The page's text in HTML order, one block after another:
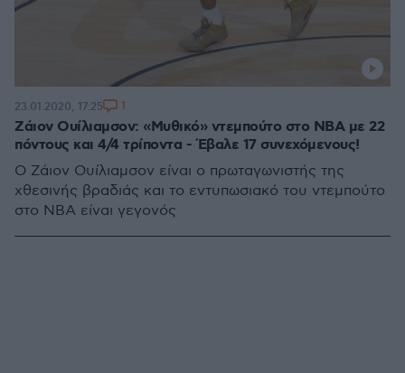
Ζάιον Ουίλιαμσον: «Μυθικό» ντεμπούτο στο ΝΒΑ με 22
πόντους και 4/4 τρίποντα - Έβαλε 17 συνεχόμενους!
Ο Ζάιον Ουίλιαμσον είναι ο πρωταγωνιστής της
χθεσινής βραδιάς και το εντυπωσιακό του ντεμπούτο
στο NBA είναι γεγονός
23.01.2020, 17:25 1